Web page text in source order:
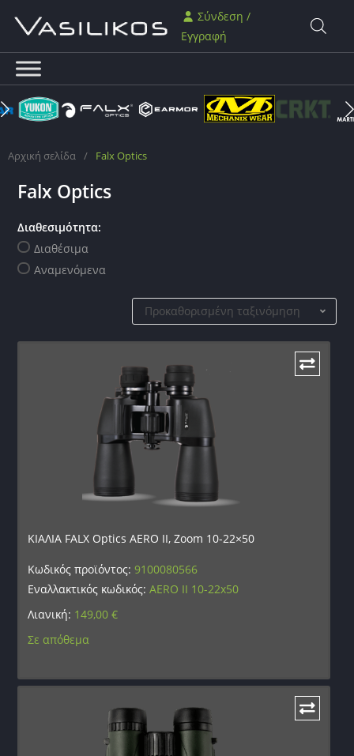
Σύνδεση /
Εγγραφή
Αρχική σελίδα / Falx Optics
Falx Optics
Διαθεσιμότητα:
Διαθέσιμα
Αναμενόμενα
Προκαθορισμένη ταξινόμηση
ΚΙΑΛΙΑ FALX Optics AERO II, Zoom 10-22×50
Κωδικός προϊόντος:9100080566
Εναλλακτικός κωδικός:AERO II 10-22x50
Λιανική: 149,00€
Σε απόθεμα